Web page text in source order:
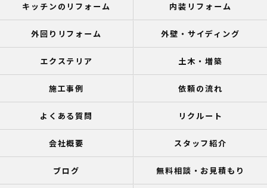
キッチンのリフォーム 内装リフォーム
外回りリフォーム 外壁・サイディング
エクステリア 土木・増築
施工事例 依頼の流れ
よくある質問 リクルート
会社概要 スタッフ紹介
ブログ 無料相談・お見積もり